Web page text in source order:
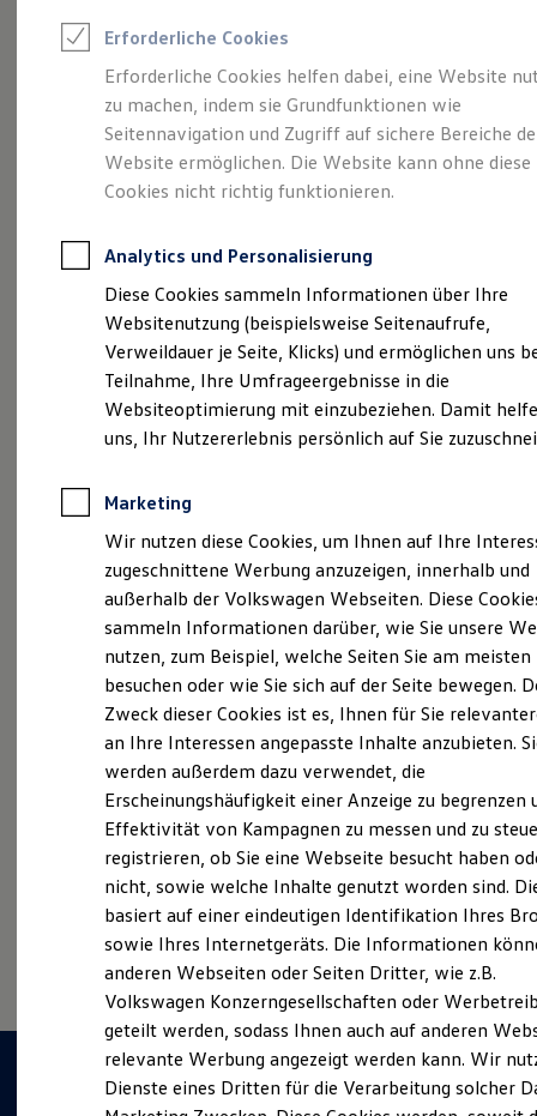
Saisonangebote
Leasing
Leasing-Angebote
Gebrauchtwagen Leasing
Junge Gebrauchtwagen-Leasing
Elektroauto Leasing
Kleinwagen-Leasing
Leasing ohne Anzahlung
Autokredit mit Schlussrate
Versicherungen und Garantien
Kfz-Versicherung
Restschuldversicherungen
Garantien
Wartungsverträge
Geschäftskunden
Professional Class bei Volkswagen
Großkunden
Behörden
Anpfiff zum Gewinn
Elektroautos
ID. Tutorials
Der neue ID. Polo
Der ID.4
Der ID.4 GTX
Der ID.5 GTX
Der ID.7 GTX
Der ID.7 Tourer
Der ID.7 GTX Tourer
Der neue ID. Cross
Elektrofahrzeugkonzepte
ID. EVERY1
Reichweite
Reichweite der ID. Modelle
Reichweite im Winter
Rekuperation
Laden unterwegs
Laden Zuhause
Ladestationen finden
Ladezeitensimulator
Batterie
Sicherheit
Garantie und Lebensdauer
Eine Spur Extra. Der
neue vollelektrische
ID. Polo
Impressum & Rechtliches
Probefahrt vereinbaren
Fahrzeugangebot anfordern
Serviceanfrage stellen
Erforderliche Cookies
Erforderliche Cookies helfen dabei, eine Website
zu machen, indem sie Grundfunktionen wie
Seitennavigation und Zugriff auf sichere Bereiche
Website ermöglichen. Die Website kann ohne diese
Cookies nicht richtig funktionieren.
Analytics und Personalisierung
Diese Cookies sammeln Informationen über Ihre
Websitenutzung (beispielsweise Seitenaufrufe,
Verweildauer je Seite, Klicks) und ermöglichen uns
Teilnahme, Ihre Umfrageergebnisse in die
Websiteoptimierung mit einzubeziehen. Damit
uns, Ihr Nutzererlebnis persönlich auf Sie
Marketing
Wir nutzen diese Cookies, um Ihnen auf Ihre
zugeschnittene Werbung anzuzeigen, innerhalb und
außerhalb der Volkswagen Webseiten. Diese
sammeln Informationen darüber, wie Sie unsere
nutzen, zum Beispiel, welche Seiten Sie am meisten
besuchen oder wie Sie sich auf der Seite bewegen.
Zweck dieser Cookies ist es, Ihnen für Sie
an Ihre Interessen angepasste Inhalte anzubieten.
werden außerdem dazu verwendet, die
Erscheinungshäufigkeit einer Anzeige zu begrenzen
Effektivität von Kampagnen zu messen und zu
registrieren, ob Sie eine Webseite besucht haben
nicht, sowie welche Inhalte genutzt worden sind.
basiert auf einer eindeutigen Identifikation Ihres
sowie Ihres Internetgeräts. Die Informationen
anderen Webseiten oder Seiten Dritter, wie z.B.
Volkswagen Konzerngesellschaften oder
geteilt werden, sodass Ihnen auch auf anderen
relevante Werbung angezeigt werden kann. Wir
Dienste eines Dritten für die Verarbeitung solcher